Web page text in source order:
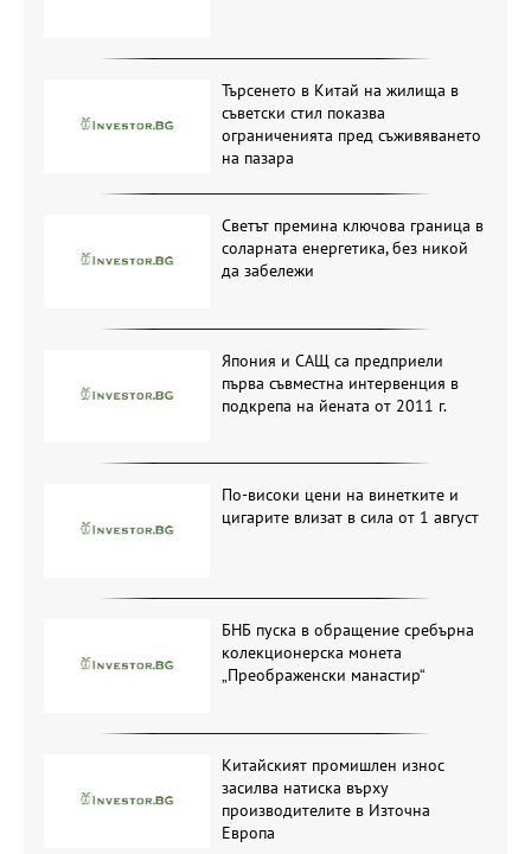
Търсенето в Китай на жилища в
съветски стил показва
ограниченията пред съживяването
на пазара
Светът премина ключова граница в
соларната енергетика, без никой
да забележи
Япония и САЩ са предприели
първа съвместна интервенция в
подкрепа на йената от 2011 г.
По-високи цени на винетките и
цигарите влизат в сила от 1 август
БНБ пуска в обращение сребърна
колекционерска монета
„Преображенски манастир“
Китайският промишлен износ
засилва натиска върху
производителите в Източна
Европа